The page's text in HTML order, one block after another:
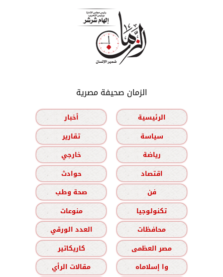
الزمان صحيفة مصرية
الرئيسية
أخبار
سياسة
تقارير
رياضة
خارجي
اقتصاد
حوادث
فن
صحة وطب
تكنولوجيا
منوعات
محافظات
العدد الورقي
مصر العظمى
كاريكاتير
وا إسلاماه
مقالات الرأي